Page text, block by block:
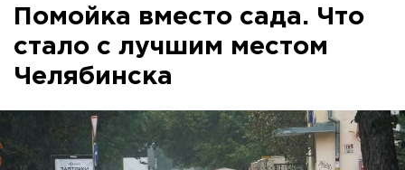
Помойка вместо сада. Что
стало с лучшим местом
Челябинска